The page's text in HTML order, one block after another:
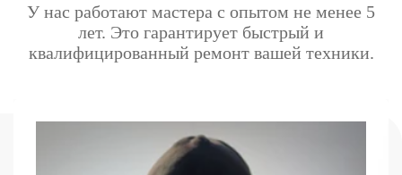
У нас работают мастера с опытом не менее 5
лет. Это гарантирует быстрый и
квалифицированный ремонт вашей техники.